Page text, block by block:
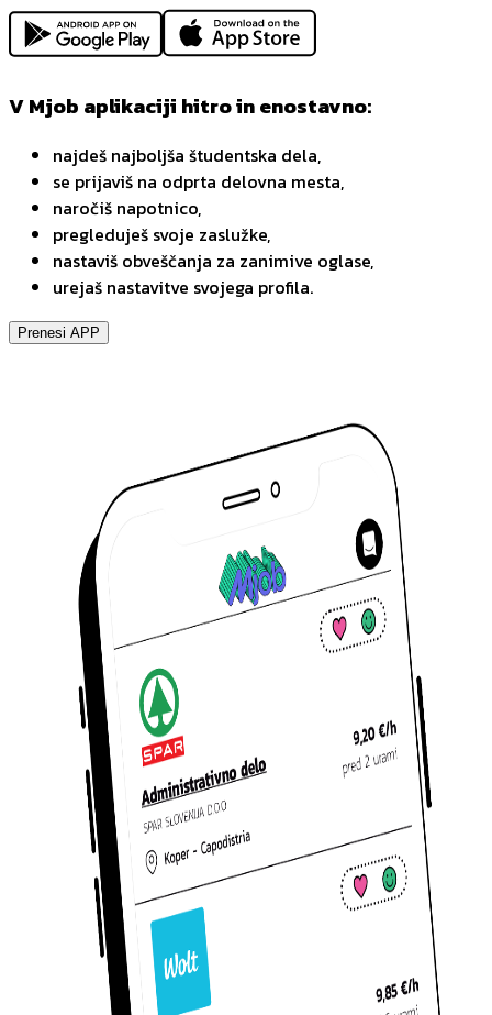
V Mjob aplikaciji hitro in enostavno:
najdeš najboljša študentska dela,
se prijaviš na odprta delovna mesta,
naročiš napotnico,
pregleduješ svoje zaslužke,
nastaviš obveščanja za zanimive oglase,
urejaš nastavitve svojega profila.
Prenesi APP